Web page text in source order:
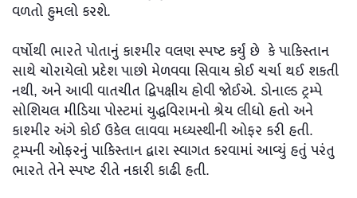
વળતો હુમલો કરશે.
વર્ષોથી ભારતે પોતાનું કાશ્મીર વલણ સ્પષ્ટ કર્યું છે કે પાકિસ્તાન
સાથે ચોરાયેલો પ્રદેશ પાછો મેળવવા સિવાય કોઈ ચર્ચા થઈ શકતી
નથી, અને આવી વાતચીત દ્વિપક્ષીય હોવી જોઈએ. ડોનાલ્ડ ટ્રમ્પે
સોશિયલ મીડિયા પોસ્ટમાં યુદ્ધવિરામનો શ્રેય લીધો હતો અને
કાશ્મીર અંગે કોઈ ઉકેલ લાવવા મધ્યસ્થીની ઓફર કરી હતી.
ટ્રમ્પની ઓફરનું પાકિસ્તાન દ્વારા સ્વાગત કરવામાં આવ્યું હતું પરંતુ
ભારતે તેને સ્પષ્ટ રીતે નકારી કાઢી હતી.